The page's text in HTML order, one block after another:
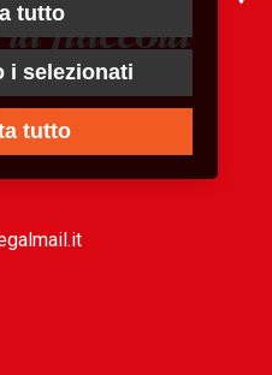
tutto
i selezionati
tutto